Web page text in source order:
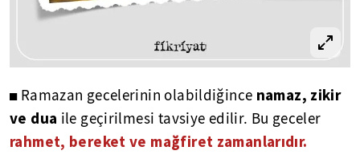
◼ Ramazan gecelerinin olabildiğince namaz, zikir
ve dua ile geçirilmesi tavsiye edilir. Bu geceler
rahmet, bereket ve mağfiret zamanlarıdır.